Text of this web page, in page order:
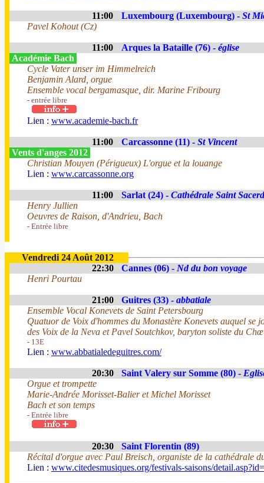
11:00 Luxembourg (Luxembourg) - St
Pavel Kohout (Cz)
11:00 Arques la Bataille (76) - église
Académie Bach
Cycle Vater unser im Himmelreich
Benjamin Alard, orgue
Ensemble vocal bergamasque, dir. Marine Fribourg
- entrée libre
Lien : www.academie-bach.fr
11:00 Carcassonne (11) - St Vincent
Vents d'anges 2012
Christian Mouyen (Périgueux) L'orgue et la louange
Lien : www.carcassonne.org
11:00 Sarlat (24) - Cathédrale Saint
Henry Jullien
Oeuvres de Raison, d'Andrieu, Bach
- Entrée libre
Vendredi 24 Août 2012
22:30
Cannes (06) - Nd du bon voyage
Henri Pourtau
21:00 Guitres (33) - abbatiale
Ensemble Vocal Konevets de Saint Petersbourg
Quatuor de Voix d'hommes du Monastère Konevets auquel se
des Voix de la Neva et Pavel Soutchkov, baryton soliste du
- 13E
Lien : www.abbatialedeguitres.com/
20:30 Saint Valery sur Somme (80) -
Orgue et trompette
Marie-Andrée Morisset-Balier et Michel Morisset
Bach et son temps
- Entrée libre
20:30
Saint Florentin (89)
Récital d'orgue avec Paul Breisch, organiste de la cathédrale
Lien : www.citedesmusiques.org/festivals-saisons/